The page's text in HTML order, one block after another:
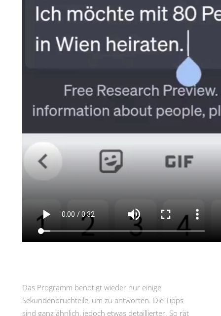
Das Programm benötigt wieder nur einige
Sekundenbruchteile, um zu antworten. Die Tipps
sind ganz ähnlich, jedoch etwas detaillierter. So rät